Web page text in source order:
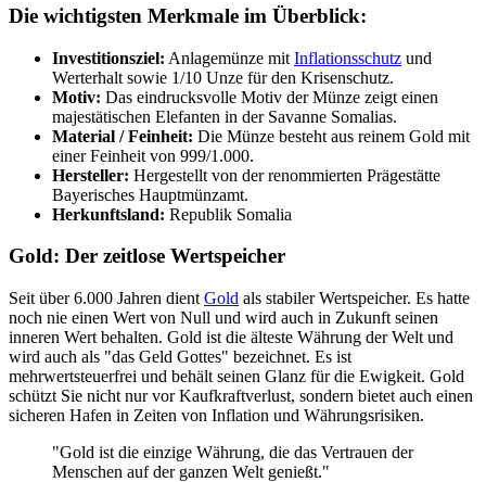
Die wichtigsten Merkmale im Überblick:
Investitionsziel: Anlagemünze mit Inflationsschutz und
Werterhalt sowie 1/10 Unze für den Krisenschutz.
Motiv: Das eindrucksvolle Motiv der Münze zeigt einen
majestätischen Elefanten in der Savanne Somalias.
Material / Feinheit: Die Münze besteht aus reinem Gold mit
einer Feinheit von 999/1.000.
Hersteller: Hergestellt von der renommierten Prägestätte
Bayerisches Hauptmünzamt.
Herkunftsland: Republik Somalia
Gold: Der zeitlose Wertspeicher
Seit über 6.000 Jahren dient Gold als stabiler Wertspeicher. Es hatte
noch nie einen Wert von Null und wird auch in Zukunft seinen
inneren Wert behalten. Gold ist die älteste Währung der Welt und
wird auch als "das Geld Gottes" bezeichnet. Es ist
mehrwertsteuerfrei und behält seinen Glanz für die Ewigkeit. Gold
schützt Sie nicht nur vor Kaufkraftverlust, sondern bietet auch einen
sicheren Hafen in Zeiten von Inflation und Währungsrisiken.
"Gold ist die einzige Währung, die das Vertrauen der
Menschen auf der ganzen Welt genießt."